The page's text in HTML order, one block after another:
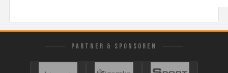
PARTNER & SPONSOREN